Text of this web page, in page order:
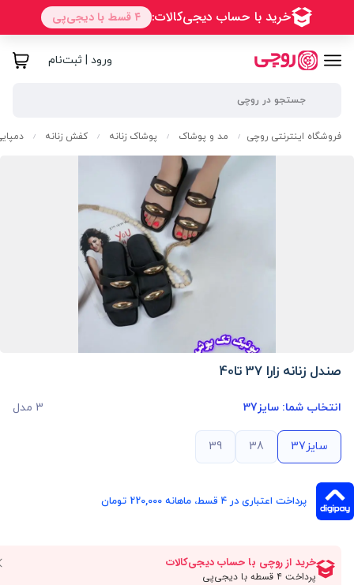
ورود | ثبت‌نام
فروشگاه اینترنتی روچی / مد و پوشاک / پوشاک زنانه / کفش زنانه /
صندل زنانه زارا 37 تا40
انتخاب شما: سایز37 3 مدل
سایز37 38
39
پرداخت اعتباری در ۴ قسط، ماهانه 220,000 تومان